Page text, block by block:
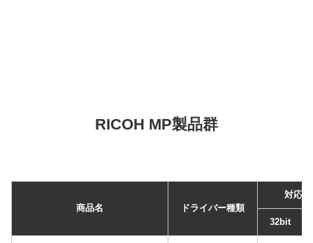
RICOH MP製品群
商品名 ドライバー種類
対応状
32bit